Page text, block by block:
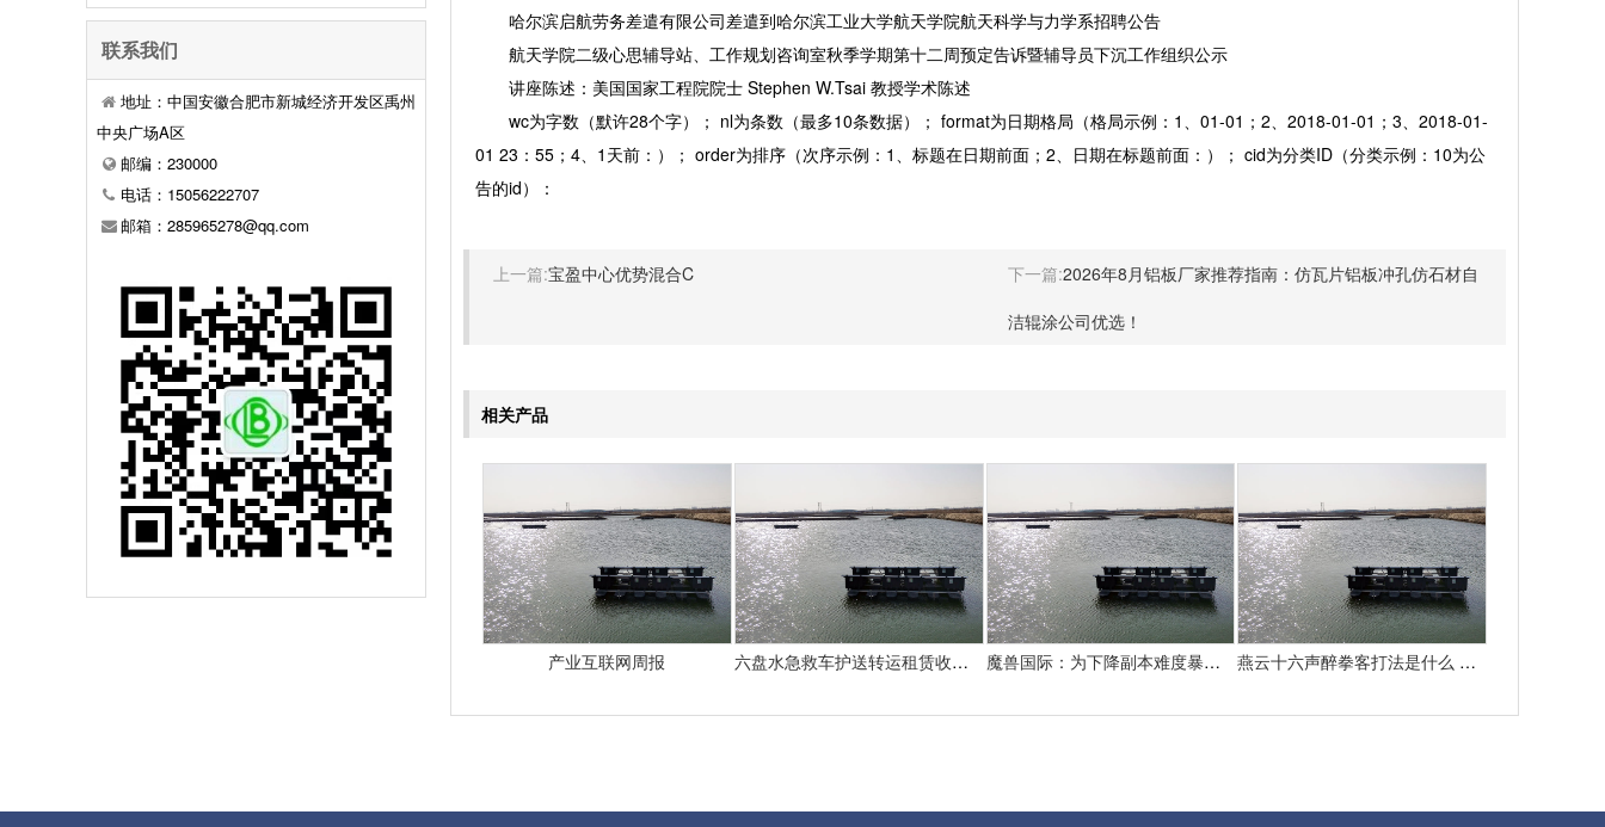
联系我们
地址：中国安徽合肥市新城经济开发区禹州
中央广场A区
邮编：230000
电话：15056222707
邮箱：285965278@qq.com
哈尔滨启航劳务差遣有限公司差遣到哈尔滨工业大学航天学院航天科学与力学系招聘公告
航天学院二级心思辅导站、工作规划咨询室秋季学期第十二周预定告诉暨辅导员下沉工作组织公示
讲座陈述：美国国家工程院院士 Stephen W.Tsai 教授学术陈述
wc为字数（默许28个字）； nl为条数（最多10条数据）； format为日期格局（格局示例：1、01-01；2、2018-01-01；3、2018-01-
01 23：55；4、1天前：）； order为排序（次序示例：1、标题在日期前面；2、日期在标题前面：）； cid为分类ID（分类示例：10为公
告的id）：
上一篇:宝盈中心优势混合C 下一篇:2026年8月铝板厂家推荐指南：仿瓦片铝板冲孔仿石材自
洁辊涂公司优选！
相关产品
产业互联网周报 六盘水急救车护送转运租赁收费价目表-正规救护车出租最新排名一览 魔兽国际：为下降副本难度暴雪决议添加怪物50%血量 燕云十六声醉拳客打法是什么 悄悄告知你燕云十六声怎样打醉拳客